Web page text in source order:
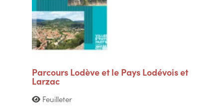
Parcours Lodève et le Pays Lodévois et
Larzac
Feuilleter